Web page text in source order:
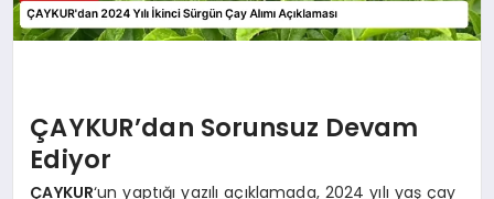
ÇAYKUR’dan Sorunsuz Devam
Ediyor
ÇAYKUR‘un yaptığı yazılı açıklamada, 2024 yılı yaş çay